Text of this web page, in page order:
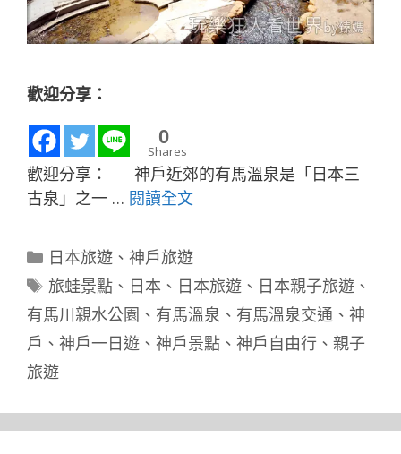
歡迎分享：
0
Shares
歡迎分享： 神戶近郊的有馬溫泉是「日本三
古泉」之一 … 閱讀全文
分
類
日本旅遊、 神戶旅遊
標
籤
旅蛙景點、 日本 、 日本旅遊、 日本親子旅遊、
有馬川親水公園 、 有馬溫泉 、 有馬溫泉交通 、 神
戶 、 神戶一日遊 、 神戶景點 、 神戶自由行 、 親子
旅遊